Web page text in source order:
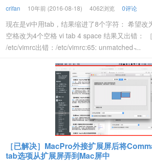
crifan 10年前 (2016-08-18) 4062浏览 0评论
现在是vi中用tab，结果缩进了8个字符： 希望改
空格改为4个空格 vi tab 4 space 结果又出错：
/etc/vimrc出错：/etc/vimrc:65: unmatched ̵...
［已解决］MacPro外接扩展屏后将
tab选项从扩展屏弄到Mac屏中